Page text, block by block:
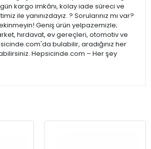
kargo imkânı, kolay iade süreci ve
ile yanınızdayız. ? Sorularınız mı var?
Geniş ürün yelpazemizle;
hırdavat, ev gereçleri, otomotiv ve
bulabilir, aradığınız her
Hepsicinde.com – Her şey